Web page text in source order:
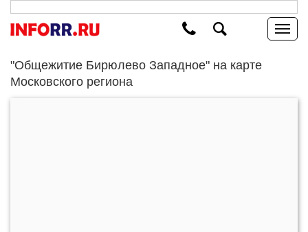
"Общежитие Бирюлево Западное" на карте
Московского региона